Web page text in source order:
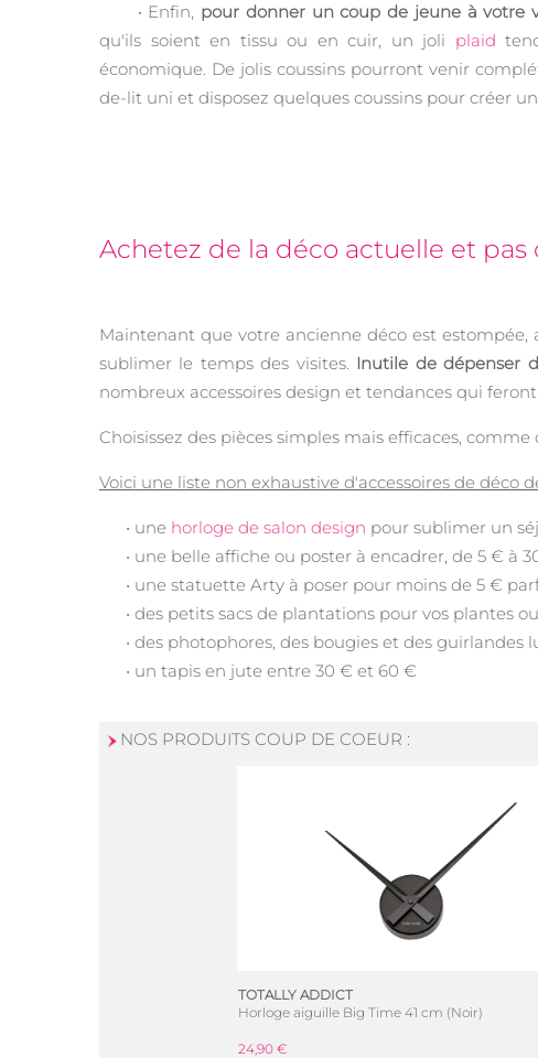
• Enfin, pour donner un coup de jeune à votre
qu'ils soient en tissu ou en cuir, un joli plaid
économique. De jolis coussins pourront venir
de-lit uni et disposez quelques coussins pour créer
Achetez de la déco actuelle et pas
Maintenant que votre ancienne déco est
sublimer le temps des visites. Inutile de dépenser
nombreux accessoires design et tendances qui
Choisissez des pièces simples mais efficaces,
Voici une liste non exhaustive d'accessoires de déco
• une horloge de salon design pour sublimer un
• une belle affiche ou poster à encadrer, de 5 € à
• une statuette Arty à poser pour moins de 5 €
• des petits sacs de plantations pour vos plantes
• des photophores, des bougies et des guirlandes
• un tapis en jute entre 30 € et 60 €
NOS PRODUITS COUP DE COEUR :
TOTALLY ADDICT
Horloge aiguille Big Time 41 cm (Noir)
24,90 €